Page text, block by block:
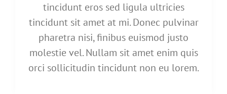
tincidunt eros sed ligula ultricies
tincidunt sit amet at mi. Donec pulvinar
pharetra nisi, finibus euismod justo
molestie vel. Nullam sit amet enim quis
orci sollicitudin tincidunt non eu lorem.